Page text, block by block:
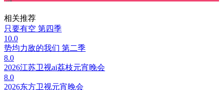
相关推荐
只要有空 第四季
10.0
势均力敌的我们 第二季
8.0
2026江苏卫视ai荔枝元宵晚会
8.0
2026东方卫视元宵晚会